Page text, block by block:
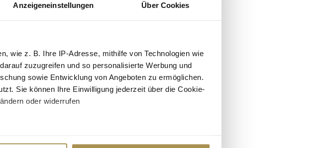
Anzeigeneinstellungen Über Cookies
wie z. B. Ihre IP-Adresse, mithilfe von Technologien wie
zuzugreifen und so personalisierte Werbung und
sowie Entwicklung von Angeboten zu ermöglichen.
Sie können Ihre Einwilligung jederzeit über die Cookie-
oder widerrufen